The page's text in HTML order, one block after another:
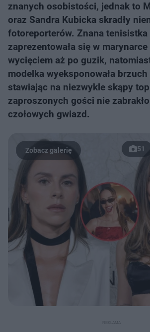
znanych osobistości, jednak to
oraz Sandra Kubicka skradły
fotoreporterów. Znana tenisistka
zaprezentowała się w
wycięciem aż po guzik,
modelka wyeksponowała
stawiając na niezwykle skąpy
zaproszonych gości nie
czołowych gwiazd.
51